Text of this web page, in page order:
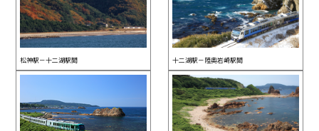
松神駅－十二湖駅間 十二湖駅－陸奥岩崎駅間